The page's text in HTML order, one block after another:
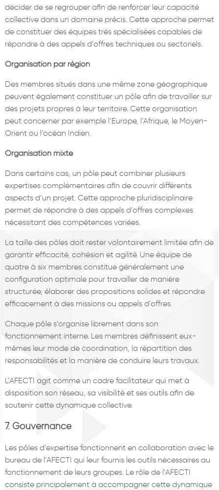
décider de se regrouper afin de renforcer leur capacité
collective dans un domaine précis. Cette approche permet
de constituer des équipes très spécialisées capables de
répondre à des appels d’offres techniques ou sectoriels.
Organisation par région
Des membres situés dans une même zone géographique
peuvent également constituer un pôle afin de travailler sur
des projets propres à leur territoire. Cette organisation
peut concerner par exemple l’Europe, l’Afrique, le Moyen-
Orient ou l’océan Indien.
Organisation mixte
Dans certains cas, un pôle peut combiner plusieurs
expertises complémentaires afin de couvrir différents
aspects d’un projet. Cette approche pluridisciplinaire
permet de répondre à des appels d’offres complexes
nécessitant des compétences variées.
La taille des pôles doit rester volontairement limitée afin de
garantir efficacité, cohésion et agilité. Une équipe de
quatre à six membres constitue généralement une
configuration optimale pour travailler de manière
structurée, élaborer des propositions solides et répondre
efficacement à des missions ou appels d’offres.
Chaque pôle s’organise librement dans son
fonctionnement interne. Les membres définissent eux-
mêmes leur mode de coordination, la répartition des
responsabilités et la manière de conduire leurs travaux.
L’AFECTI agit comme un cadre facilitateur qui met à
disposition son réseau, sa visibilité et ses outils afin de
soutenir cette dynamique collective.
7. Gouvernance
Les pôles d’expertise fonctionnent en collaboration avec le
bureau de l’AFECTI qui leur fournis les outils nécessaires au
fonctionnement de leurs groupes. Le rôle de l’AFECTI
consiste principalement à accompagner cette dynamique